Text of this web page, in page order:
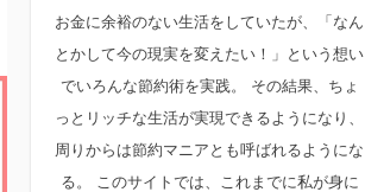
お金に余裕のない生活をしていたが、「なん
とかして今の現実を変えたい！」という想い
でいろんな節約術を実践。 その結果、ちょ
っとリッチな生活が実現できるようになり、
周りからは節約マニアとも呼ばれるようにな
る。 このサイトでは、これまでに私が身に